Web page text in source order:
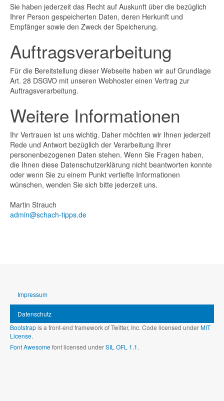
Sie haben jederzeit das Recht auf Auskunft über die bezüglich
Ihrer Person gespeicherten Daten, deren Herkunft und
Empfänger sowie den Zweck der Speicherung.
Auftragsverarbeitung
Für die Bereitstellung dieser Webseite haben wir auf Grundlage
Art. 28 DSGVO mit unseren Webhoster einen Vertrag zur
Auftragsverarbeitung.
Weitere Informationen
Ihr Vertrauen ist uns wichtig. Daher möchten wir Ihnen jederzeit
Rede und Antwort bezüglich der Verarbeitung Ihrer
personenbezogenen Daten stehen. Wenn Sie Fragen haben,
die Ihnen diese Datenschutzerklärung nicht beantworten konnte
oder wenn Sie zu einem Punkt vertiefte Informationen
wünschen, wenden Sie sich bitte jederzeit uns.
Martin Strauch
admin@schach-tipps.de
Impressum
Datenschutz
Bootstrapis a front-end framework of Twitter, Inc. Code licensed underMIT
License.
Font Awesomefont licensed underSIL OFL 1.1.